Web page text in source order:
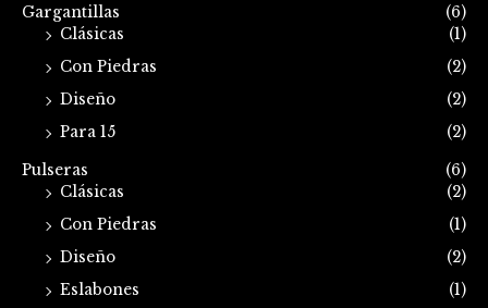
Gargantillas
(6)
Clásicas
(1)
Con Piedras
(2)
Diseño
(2)
Para 15
(2)
Pulseras
(6)
Clásicas
(2)
Con Piedras
(1)
Diseño
(2)
Eslabones
(1)